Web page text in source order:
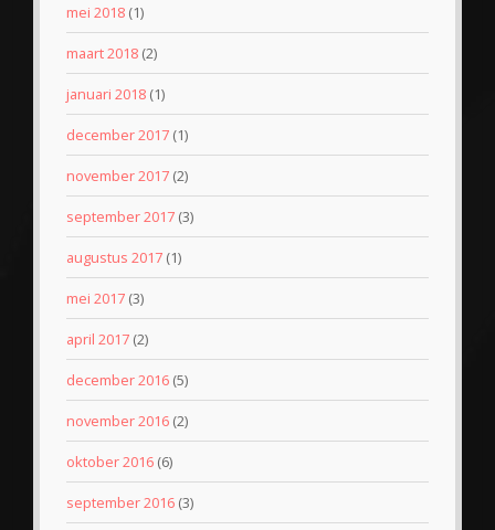
mei 2018 (1)
maart 2018 (2)
januari 2018 (1)
december 2017 (1)
november 2017 (2)
september 2017 (3)
augustus 2017 (1)
mei 2017 (3)
april 2017 (2)
december 2016 (5)
november 2016 (2)
oktober 2016 (6)
september 2016 (3)